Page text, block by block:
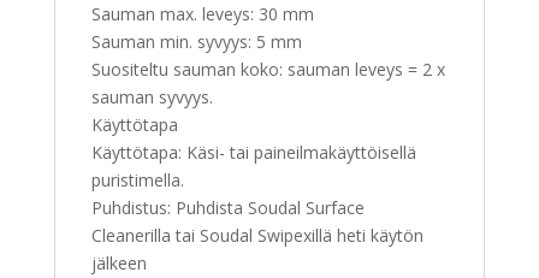
Sauman max. leveys: 30 mm
Sauman min. syvyys: 5 mm
Suositeltu sauman koko: sauman leveys = 2 x
sauman syvyys.
Käyttötapa
Käyttötapa: Käsi- tai paineilmakäyttöisellä
puristimella.
Puhdistus: Puhdista Soudal Surface
Cleanerilla tai Soudal Swipexillä heti käytön
jälkeen